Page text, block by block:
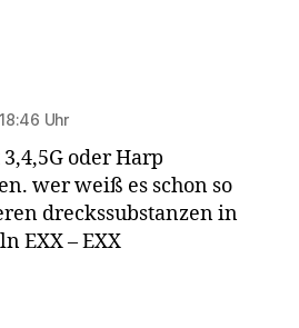
Uhr
oder Harp
wer weiß es schon so
dreckssubstanzen in
EXX – EXX